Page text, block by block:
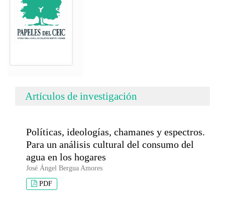
Artículos de investigación
Políticas, ideologías, chamanes y espectros.
Para un análisis cultural del consumo del
agua en los hogares
José Ángel Bergua Amores
PDF